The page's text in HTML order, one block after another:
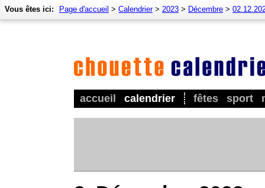
accueil calendrier fêtes sport
Vous êtes ici: Page d'accueil > Calendrier> 2023 > Décembre >